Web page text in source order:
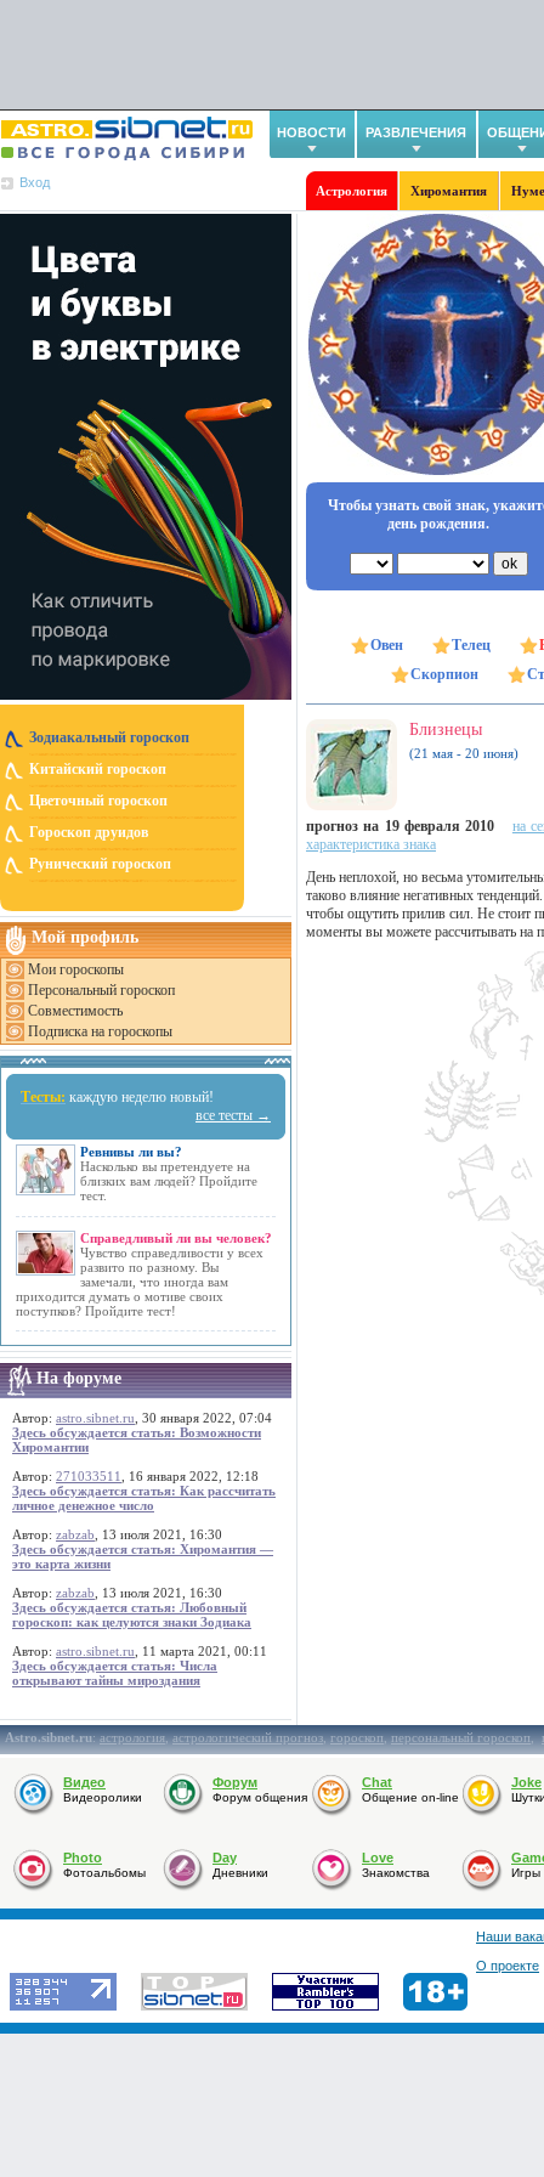
НОВОСТИ РАЗВЛЕЧЕНИЯ
Вход
Астрология Хиромантия
Зодиакальный гороскоп
Китайский гороскоп
Цветочный гороскоп
Гороскоп друидов
Рунический гороскоп
Мой профиль
Мои гороскопы
Персональный гороскоп
Совместимость
Подписка на гороскопы
Тесты: каждую неделю новый!
все тесты →
Ревнивы ли вы?
Насколько вы претендуете на
близких вам людей? Пройдите
тест.
Справедливый ли вы человек?
Чувство справедливости у всех
развито по разному. Вы
замечали, что иногда вам
приходится думать о мотиве своих
поступков? Пройдите тест!
На форуме
Автор: astro.sibnet.ru , 30 января 2022, 07:04
Здесь обсуждается статья: Возможности
Хиромантии
Автор: 271033511
, 16 января 2022, 12:18
Здесь обсуждается статья: Как рассчитать
личное денежное число
Автор: zabzab , 13 июля 2021, 16:30
Здесь обсуждается статья: Хиромантия —
это карта жизни
Автор: zabzab , 13 июля 2021, 16:30
Здесь обсуждается статья: Любовный
гороскоп: как целуются знаки Зодиака
Автор: astro.sibnet.ru , 11 марта 2021, 00:11
Здесь обсуждается статья: Числа
открывают тайны мироздания
Чтобы узнать свой знак,
день рождения.
Овен Телец
Скорпион
Близнецы
(21 мая - 20 июня)
прогноз на 19 февраля 2010
на
характеристика знака
День неплохой, но весьма
таково влияние негативных
чтобы ощутить прилив сил. Не стоит
моменты вы можете рассчитывать на
Astro.sibnet.ru:астрология,астрологический прогноз,гороскоп,персональный гороскоп,
Видео
Видеоролики
Форум
Форум общения
Chat
Общение on-line
Joke
Photo
Фотоальбомы
Day
Дневники
Love
Знакомства Игры
Наши
О проекте